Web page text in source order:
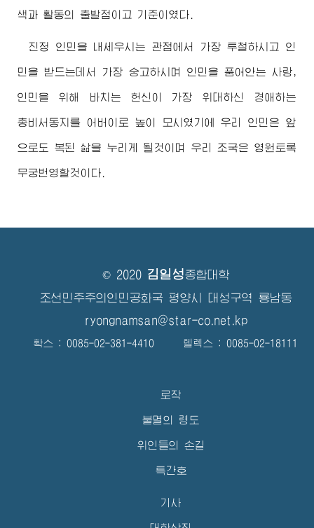
색과 활동의 출발점이고 기준이였다.
진정 인민을 내세우시는 관점에서 가장 투철하시고 인
민을 받드는데서 가장 숭고하시며 인민을 품어안는 사랑,
인민을 위해 바치는 헌신이 가장 위대하신 경애하는
총비서동지 를 어버이 로 높이 모시였기에 우리 인민은 앞
으로도 복된 삶을 누리게 될것이며 우리 조국은 영원토록
무궁번영할것이다.
© 2020 김일성종합대학
조선민주주의인민공화국 평양시 대성구역 룡남동
ryongnamsan@star-co.net.kp
확스 : 0085-02-381-4410 텔렉스 : 0085-02-18111
로작
불멸의 령도
위인들의 손길
특간호
기사